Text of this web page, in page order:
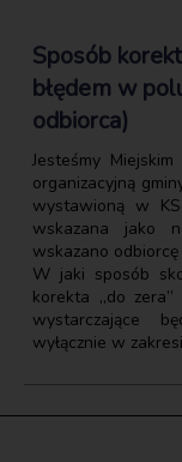
Sposób
błędem w
odbiorca)
Jesteśmy
organizacyjną
wystawioną w
wskazana jako
wskazano
W jaki sposób
korekta „do
wystarczające
wyłącznie w